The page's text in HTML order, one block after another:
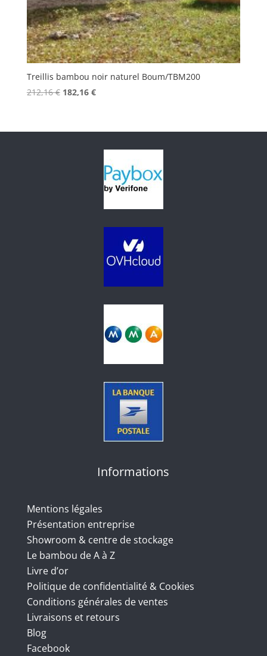
Treillis bambou noir naturel Boum/TBM200
212,16€ Le
était :
182,16 €Le
est :
Informations
Mentions légales
Présentation entreprise
Showroom & centre de stockage
Le bambou de A à Z
Livre d’or
Politique de confidentialité & Cookies
Conditions générales de ventes
Livraisons et retours
Blog
Facebook